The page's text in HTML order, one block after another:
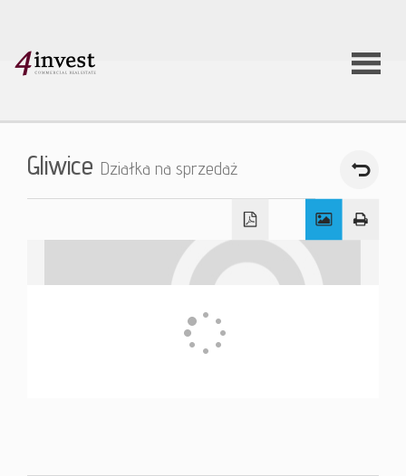
O firmie
Gliwice Działka na sprzedaż